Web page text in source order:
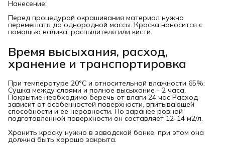
Нанесение:
Перед процедурой окрашивания материал нужно
перемешать до однородной массы. Краска наносится с
помощью валика, распылителя или кисти.
Время высыхания, расход,
хранение и транспортировка
При температуре 20°C и относительной влажности 65%:
Сушка между слоями и полное высыхание - 2 часа.
Покрытие необходимо беречь от влаги 24 час Расход
зависит от особенностей поверхности, впитывающей
способности и ее неровности. По заранее ровной
подготовленной поверхности он составляет 12-14 м2/л.
Хранить краску нужно в заводской банке, при этом она
должна быть хорошо закрыта.